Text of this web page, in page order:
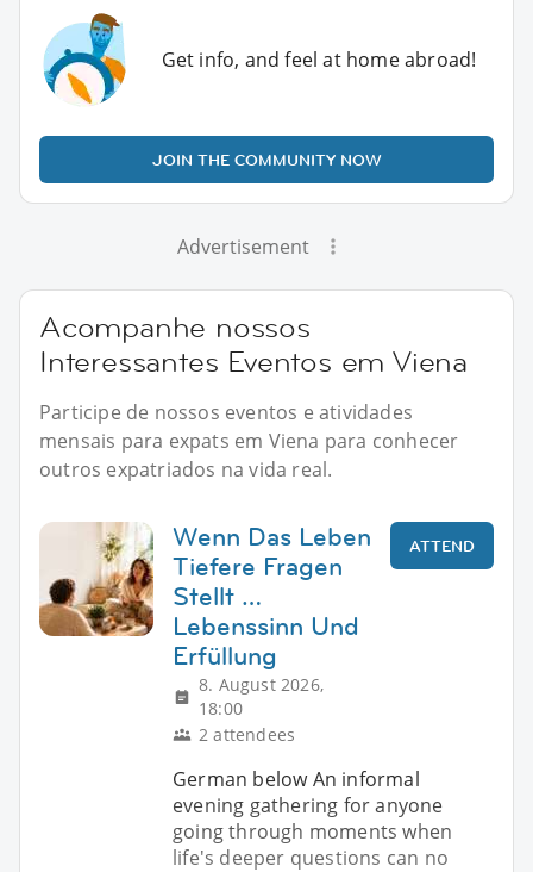
Get info, and feel at home abroad!
JOIN THE COMMUNITY NOW
Advertisement
Acompanhe nossos
Interessantes Eventos em Viena
Participe de nossos eventos e atividades
mensais para expats em Viena para conhecer
outros expatriados na vida real.
Wenn Das Leben
Tiefere Fragen
Stellt …
Lebenssinn Und
Erfüllung
8. August 2026,
18:00
2 attendees
ATTEND
German below An informal
evening gathering for anyone
going through moments when
life's deeper questions can no